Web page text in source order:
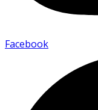
Facebook